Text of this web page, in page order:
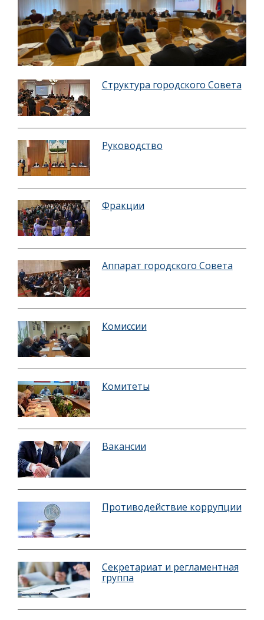
Структура городского Совета
Руководство
Фракции
Аппарат городского Совета
Комиссии
Комитеты
Вакансии
Противодействие коррупции
Секретариат и регламентная
группа